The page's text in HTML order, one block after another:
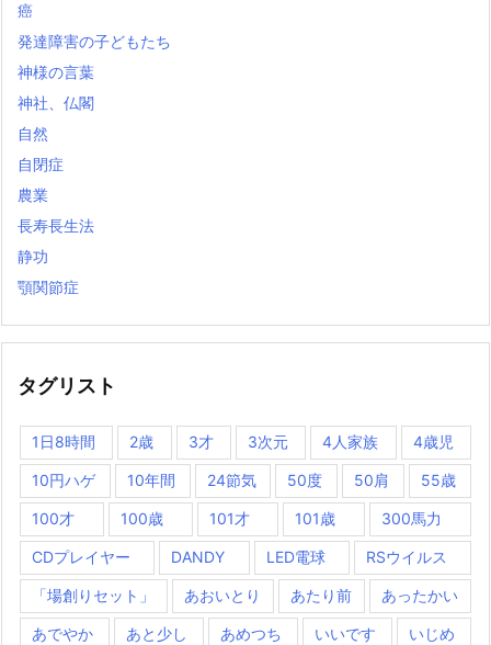
癌
発達障害の子どもたち
神様の言葉
神社、仏閣
自然
自閉症
農業
長寿長生法
静功
顎関節症
タグリスト
1日8時間 2歳 3才 3次元 4人家族 4歳児
10円ハゲ 10年間 24節気 50度 50肩 55歳
100才 100歳 101才 101歳 300馬力
CDプレイヤー DANDY LED電球 RSウイルス
「場創りセット」 あおいとり あたり前 あったかい
あでやか あと少し あめつち いいです いじめ